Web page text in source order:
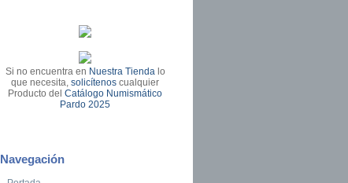
Si no encuentra en Nuestra Tienda lo
que necesita,solicítenos cualquier
Producto delCatálogo Numismático
Pardo 2025
Navegación